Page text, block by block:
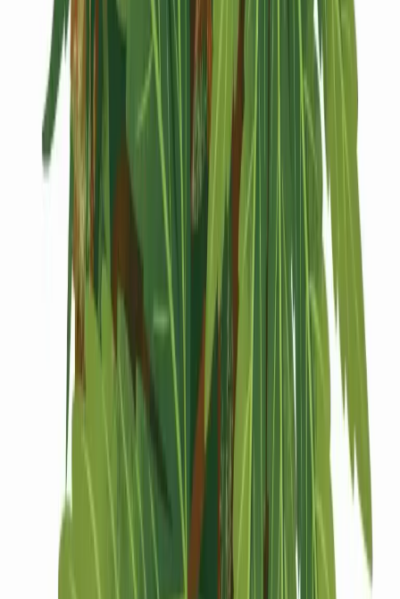
Kapseln
Drinkables